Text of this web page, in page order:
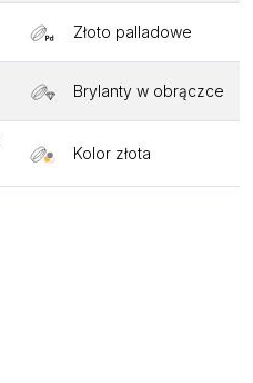
Złoto palladowe
Brylanty w obrączce
Kolor złota